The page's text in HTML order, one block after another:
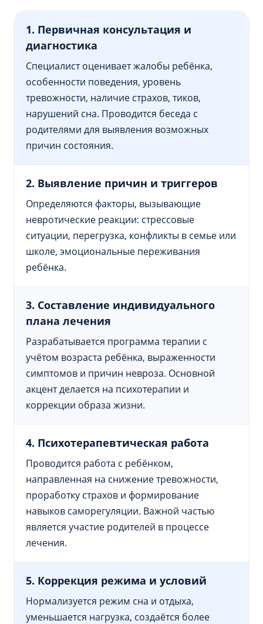
1. Первичная консультация и
диагностика
Специалист оценивает жалобы ребёнка,
особенности поведения, уровень
тревожности, наличие страхов, тиков,
нарушений сна. Проводится беседа с
родителями для выявления возможных
причин состояния.
2. Выявление причин и триггеров
Определяются факторы, вызывающие
невротические реакции: стрессовые
ситуации, перегрузка, конфликты в семье или
школе, эмоциональные переживания
ребёнка.
3. Составление индивидуального
плана лечения
Разрабатывается программа терапии с
учётом возраста ребёнка, выраженности
симптомов и причин невроза. Основной
акцент делается на психотерапии и
коррекции образа жизни.
4. Психотерапевтическая работа
Проводится работа с ребёнком,
направленная на снижение тревожности,
проработку страхов и формирование
навыков саморегуляции. Важной частью
является участие родителей в процессе
лечения.
5. Коррекция режима и условий
Нормализуется режим сна и отдыха,
уменьшается нагрузка, создаётся более